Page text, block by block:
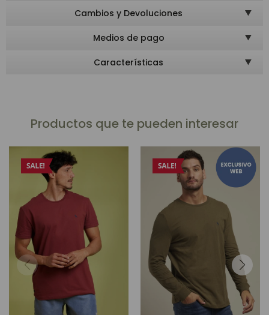
Cambios y Devoluciones
Medios de pago
Características
Productos que te pueden interesar